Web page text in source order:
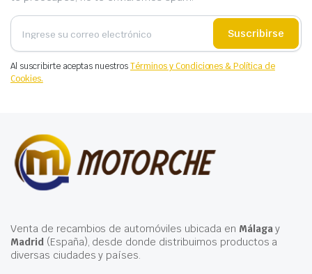
Suscribirse
Al suscribirte aceptas nuestrosTérminos y Condiciones & Política de
Cookies.
Venta de recambios de automóviles ubicada en Málagay
Madrid(España), desde donde distribuimos productos a
diversas ciudades y países.